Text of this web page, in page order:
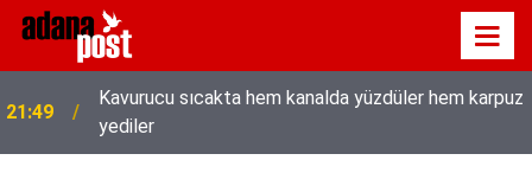
21:49
Kavurucu sıcakta hem kanalda yüzdüler hem karpuz
yediler